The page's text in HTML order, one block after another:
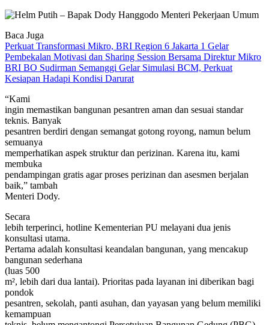
Baca Juga
Perkuat Transformasi Mikro, BRI Region 6 Jakarta 1 Gelar
Pembekalan Motivasi dan Sharing Session Bersama Direktur Mikro
BRI BO Sudirman Semanggi Gelar Simulasi BCM, Perkuat
Kesiapan Hadapi Kondisi Darurat
“Kami
ingin memastikan bangunan pesantren aman dan sesuai standar
teknis. Banyak
pesantren berdiri dengan semangat gotong royong, namun belum
semuanya
memperhatikan aspek struktur dan perizinan. Karena itu, kami
membuka
pendampingan gratis agar proses perizinan dan asesmen berjalan
baik,” tambah
Menteri Dody.
Secara
lebih terperinci, hotline Kementerian PU melayani dua jenis
konsultasi utama.
Pertama adalah konsultasi keandalan bangunan, yang mencakup
bangunan sederhana
(luas 500
m², lebih dari dua lantai). Prioritas pada layanan ini diberikan bagi
pondok
pesantren, sekolah, panti asuhan, dan yayasan yang belum memiliki
kemampuan